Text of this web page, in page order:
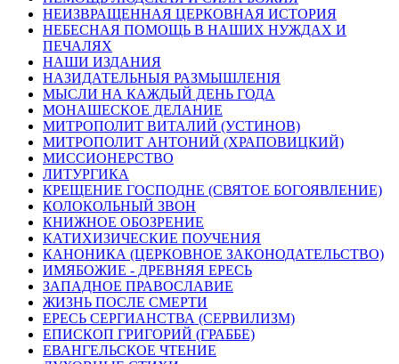
НЕИЗВРАЩЕННАЯ ЦЕРКОВНАЯ ИСТОРИЯ
НЕБЕСНАЯ ПОМОЩЬ В НАШИХ НУЖДАХ И
ПЕЧАЛЯХ
НАШИ ИЗДАНИЯ
НАЗИДАТЕЛЬНЫЯ РАЗМЫШЛЕНІЯ
МЫСЛИ НА КАЖДЫЙ ДЕНЬ ГОДА
МОНАШЕСКОЕ ДЕЛАНИЕ
МИТРОПОЛИТ ВИТАЛИЙ (УСТИНОВ)
МИТРОПОЛИТ АНТОНИЙ (ХРАПОВИЦКИЙ)
МИССИОНЕРСТВО
ЛИТУРГИКА
КРЕЩЕНИЕ ГОСПОДНЕ (СВЯТОЕ БОГОЯВЛЕНИЕ)
КОЛОКОЛЬНЫЙ ЗВОН
КНИЖНОЕ ОБОЗРЕНИЕ
КАТИХИЗИЧЕСКИЕ ПОУЧЕНИЯ
КАНОНИКА (ЦЕРКОВНОЕ ЗАКОНОДАТЕЛЬСТВО)
ИМЯБОЖИЕ - ДРЕВНЯЯ ЕРЕСЬ
ЗАПАДНОЕ ПРАВОСЛАВИЕ
ЖИЗНЬ ПОСЛЕ СМЕРТИ
ЕРЕСЬ СЕРГИАНСТВА (СЕРВИЛИЗМ)
ЕПИСКОП ГРИГОРИЙ (ГРАББЕ)
ЕВАНГЕЛЬСКОЕ ЧТЕНИЕ